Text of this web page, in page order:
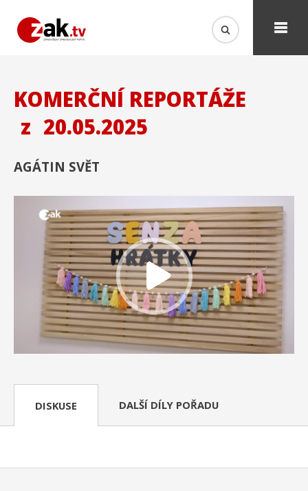
KOMERČNÍ REPORTÁŽE
z 20.05.2025
AGÁTIN SVĚT
DISKUSE DALŠÍ DÍLY POŘADU